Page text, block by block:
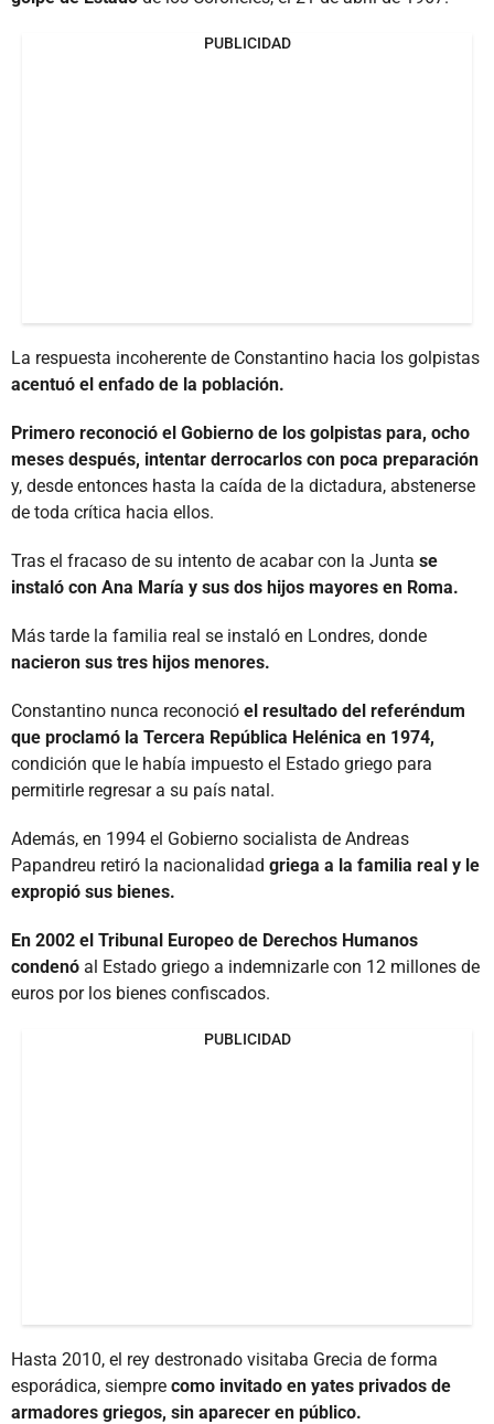
PUBLICIDAD
La respuesta incoherente de Constantino hacia los golpistas
acentuó el enfado de la población.
Primero reconoció el Gobierno de los golpistas para, ocho
meses después, intentar derrocarlos con poca preparación
y, desde entonces hasta la caída de la dictadura, abstenerse
de toda crítica hacia ellos.
Tras el fracaso de su intento de acabar con la Junta se
instaló con Ana María y sus dos hijos mayores en Roma.
Más tarde la familia real se instaló en Londres, donde
nacieron sus tres hijos menores.
Constantino nunca reconoció el resultado del referéndum
que proclamó la Tercera República Helénica en 1974,
condición que le había impuesto el Estado griego para
permitirle regresar a su país natal.
Además, en 1994 el Gobierno socialista de Andreas
Papandreu retiró la nacionalidad griega a la familia real y le
expropió sus bienes.
En 2002 el Tribunal Europeo de Derechos Humanos
condenó al Estado griego a indemnizarle con 12 millones de
euros por los bienes confiscados.
PUBLICIDAD
Hasta 2010, el rey destronado visitaba Grecia de forma
esporádica, siempre como invitado en yates privados de
armadores griegos, sin aparecer en público.